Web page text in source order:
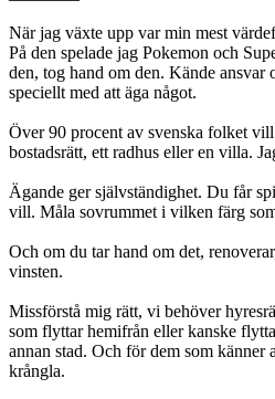
När jag växte upp var min mest
På den spelade jag Pokemon och
den, tog hand om den. Kände ansvar
speciellt med att äga något.
Över 90 procent av svenska folket
bostadsrätt, ett radhus eller en villa.
Ägande ger självständighet. Du får
vill. Måla sovrummet i vilken färg
Och om du tar hand om det,
vinsten.
Missförstå mig rätt, vi behöver
som flyttar hemifrån eller kanske
annan stad. Och för dem som känner
krångla.